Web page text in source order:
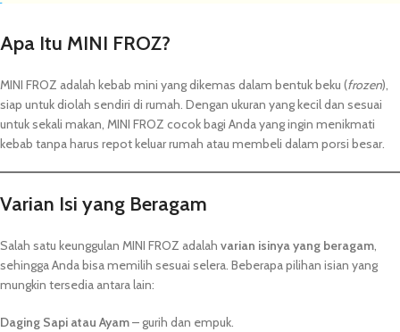
Apa Itu MINI FROZ?
MINI FROZ adalah kebab mini yang dikemas dalam bentuk beku (frozen),
siap untuk diolah sendiri di rumah. Dengan ukuran yang kecil dan sesuai
untuk sekali makan, MINI FROZ cocok bagi Anda yang ingin menikmati
kebab tanpa harus repot keluar rumah atau membeli dalam porsi besar.
Varian Isi yang Beragam
Salah satu keunggulan MINI FROZ adalah varian isinya yang beragam,
sehingga Anda bisa memilih sesuai selera. Beberapa pilihan isian yang
mungkin tersedia antara lain:
Daging Sapi atau Ayam– gurih dan empuk.